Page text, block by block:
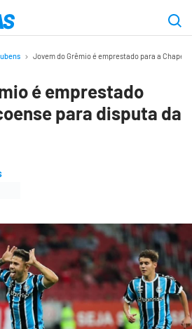
Jovem do Grêmio é emprestado para a
é emprestado
para disputa da